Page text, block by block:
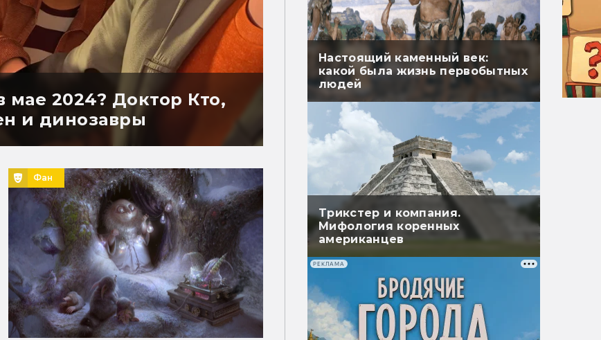
мае 2024? Доктор Кто,
и динозавры
Фан
Настоящий каменный век:
какой была жизнь первобытных
людей
Трикстер и компания.
Мифология коренных
американцев
РЕКЛАМА